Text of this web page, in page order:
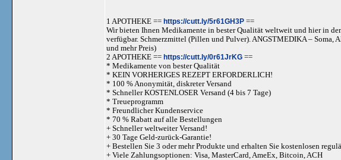
1 APOTHEKE == https://cutt.ly/5r61GH3P ==
Wir bieten Ihnen Medikamente in bester Qualität weltweit und hier in
verfügbar. Schmerzmittel (Pillen und Pulver). ANGSTMEDIKA –
und mehr Preis)
2 APOTHEKE == https://cutt.ly/0r61JrKG ==
* Medikamente von bester Qualität
* KEIN VORHERIGES REZEPT ERFORDERLICH!
* 100 % Anonymität, diskreter Versand
* Schneller KOSTENLOSER Versand (4 bis 7 Tage)
* Treueprogramm
* Freundlicher Kundenservice
* 70 % Rabatt auf alle Bestellungen
+ Schneller weltweiter Versand!
+ 30 Tage Geld-zurück-Garantie!
+ Bestellen Sie 3 oder mehr Produkte und erhalten Sie kostenlosen
+ Viele Zahlungsoptionen: Visa, MasterCard, AmeEx, Bitcoin, ACH